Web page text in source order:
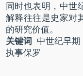
同时也表明，中世
解释往往是史家对
的研究价值。
关键词
中世纪早
执事保罗